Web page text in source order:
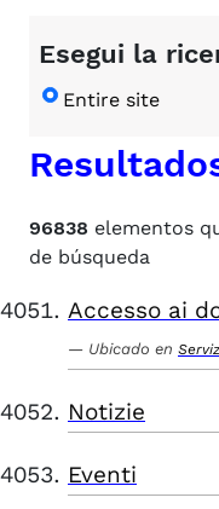
Esegui la
Entire site
96838 elementos
de búsqueda
Accesso ai
Ubicado en
Notizie
Eventi